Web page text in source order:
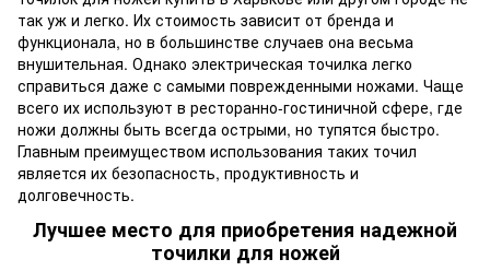
так уж и легко. Их стоимость зависит от бренда и
функционала, но в большинстве случаев она весьма
внушительная. Однако электрическая точилка легко
справиться даже с самыми поврежденными ножами. Чаще
всего их используют в ресторанно-гостиничной сфере, где
ножи должны быть всегда острыми, но тупятся быстро.
Главным преимуществом использования таких точил
является их безопасность, продуктивность и
долговечность.
Лучшее место для приобретения надежной
точилки для ножей